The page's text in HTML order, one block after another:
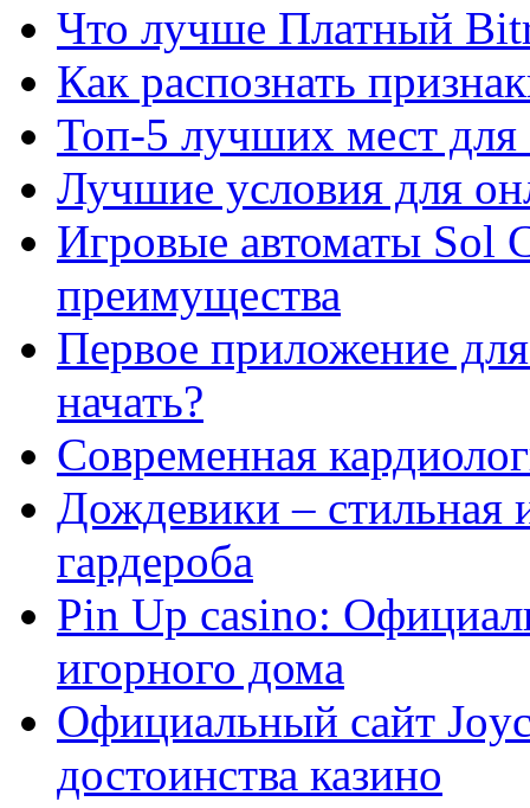
Что лучше Платный
Как распознать
Топ-5 лучших мест для
Лучшие условия для
Игровые автоматы Sol
преимущества
Первое приложение
начать?
Современная
Дождевики – стильная
гардероба
Pin Up casino:
игорного дома
Официальный сайт
достоинства казино